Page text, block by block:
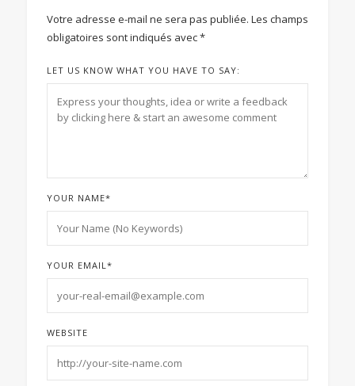
Votre adresse e-mail ne sera pas publiée. Les champs
obligatoires sont indiqués avec*
LET US KNOW WHAT YOU HAVE TO SAY:
YOUR NAME*
YOUR EMAIL*
WEBSITE